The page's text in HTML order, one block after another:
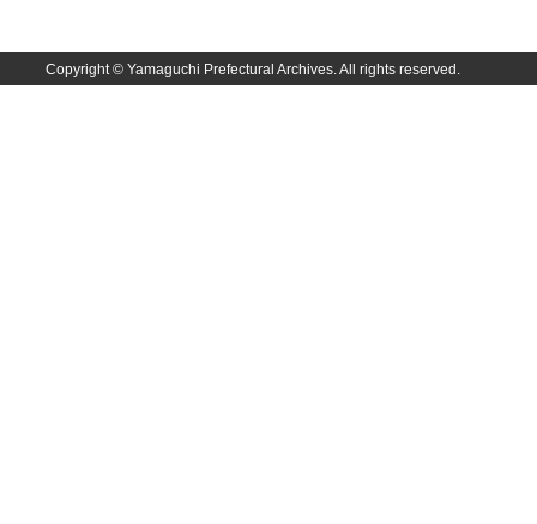
Copyright © Yamaguchi Prefectural Archives. All rights reserved.